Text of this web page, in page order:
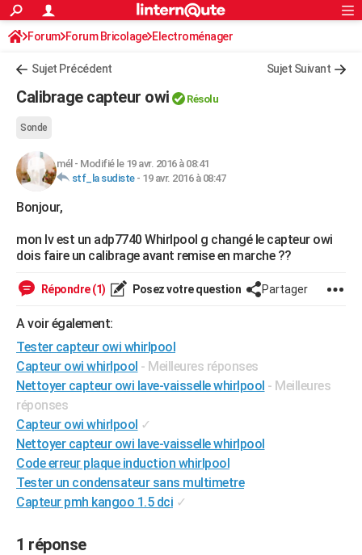
ACTUALITÉS
Politique
Société
Faits Divers
Education
Monde
Villes
+
AUTO
Essais
Réserver un essai
Citadines
Berlines
SUV
Forum auto
+HIGH-TECH
Mobiles
Meilleur smartphone
Internet
Ordinateurs
Jeux vidéo
Guide high-tech
+BRICOLAGE
Forum
Aménagement intérieur
Extérieur
Cuisine
Salle de bains
Jardinage
Rangement
WEEK-END
Guides de France
Escapades
Patrimoine
Expositions
Musées
Week-end nature
LIFESTYLE
SANTE
Alimentation
Guide de la santé
Maladies
Médicaments
Sommeil
VOYAGE
Destinations
City break
Voyage nature
Voyage de noces
Forum
Climat
+PHOTO
GUIDES D'ACHAT
BONS PLANS
CARTE DE VOEUX
Carte de Noël
Carte Bonne année
Carte Saint-Valentin
Carte Pâques
Carte d'anniversaire
DICTIONNAIRE
Dictionnaire
Biographies
Citations
Expressions
Proverbes
PROGRAMME TV
S'inscrire
Connexion
Forum Forum Bricolage Electroménager
Sujet Précédent Sujet Suivant
Calibrage capteur owi Résolu
Sonde
mél - Modifié le 19 avr. 2016 à 08:41
stf_la sudiste- 19 avr. 2016 à 08:47
Bonjour,
mon lv est un adp7740 Whirlpool g changé le capteur owi
dois faire un calibrage avant remise en marche ??
Répondre (1) Posez votre question Partager
A voir également:
Tester capteur owi whirlpool
Capteur owi whirlpool - Meilleures réponses
Nettoyer capteur owi lave-vaisselle whirlpool - Meilleures
réponses
Capteur owi whirlpool ✓
Nettoyer capteur owi lave-vaisselle whirlpool
Code erreur plaque induction whirlpool
Tester un condensateur sans multimetre
Capteur pmh kangoo 1.5 dci ✓
1 réponse